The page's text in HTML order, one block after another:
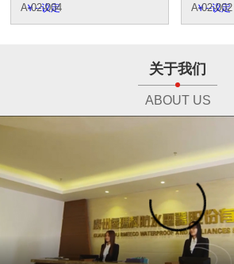
A-02-004
￥--议定 A-02-002
￥--议定
关于我们
ABOUT US